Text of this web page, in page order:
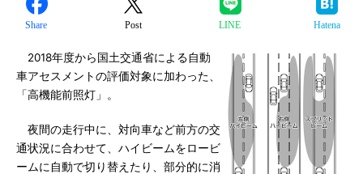
Share Post LINE Hatena
2018年度から国土交通省による自動
車アセスメントの評価対象に加わった、
「高機能前照灯」。
夜間の走行中に、対向車など前方の交
通状況に合わせて、ハイビームをロービ
ームに自動で切り替えたり、部分的に消